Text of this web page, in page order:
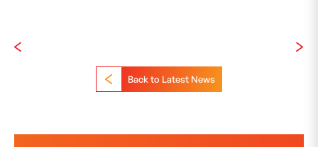
Back to Latest News